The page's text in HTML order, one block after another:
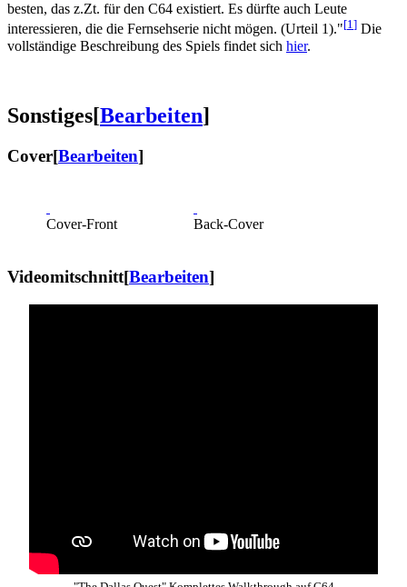
besten, das z.Zt. für den C64 existiert. Es dürfte auch Leute
interessieren, die die Fernsehserie nicht mögen. (Urteil 1)."[1] Die
vollständige Beschreibung des Spiels findet sich hier.
Sonstiges[Bearbeiten]
Cover[Bearbeiten]
Cover-Front Back-Cover
Videomitschnitt[Bearbeiten]